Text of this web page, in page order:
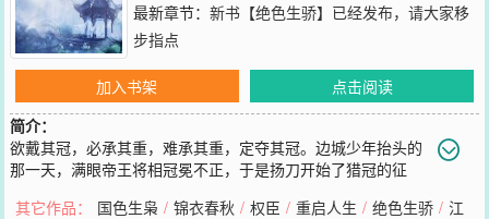
最新章节： 新书【绝色生骄】已经发布，请大家移
步指点
加入书架
点击阅读
简介：
欲戴其冠，必承其重，难承其重，定夺其冠。边城少年抬头的
那一天，满眼帝王将相冠冕不正，于是扬刀开始了猎冠的征
您要是觉得《日月风华 》还不错的话请不要忘记向您QQ群和微博微信
其它作品： 国色生枭 / 锦衣春秋 / 权臣 / 重启人生 / 绝色生骄 / 江